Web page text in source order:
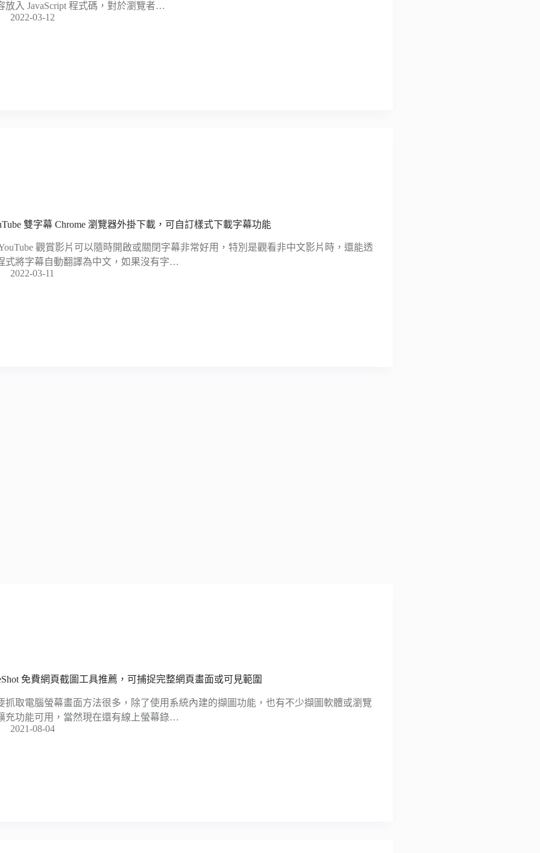
放入 JavaScript 程式碼，對於瀏覽者…
2022-03-12
雙字幕 Chrome 瀏覽器外掛下載，可自訂樣式下載字幕功能
觀賞影片可以隨時開啟或關閉字幕非常好用，特別是觀看非中文影片時，還能透
式將字幕自動翻譯為中文，如果沒有字…
2022-03-11
免費網頁截圖工具推薦，可捕捉完整網頁畫面或可見範圍
抓取電腦螢幕畫面方法很多，除了使用系統內建的擷圖功能，也有不少擷圖軟體或瀏覽
充功能可用，當然現在還有線上螢幕錄…
2021-08-04